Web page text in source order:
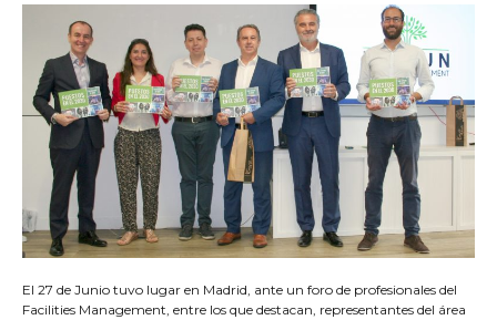
El 27 de Junio tuvo lugar en Madrid, ante un foro de profesionales del
Facilities Management, entre los que destacan, representantes del área